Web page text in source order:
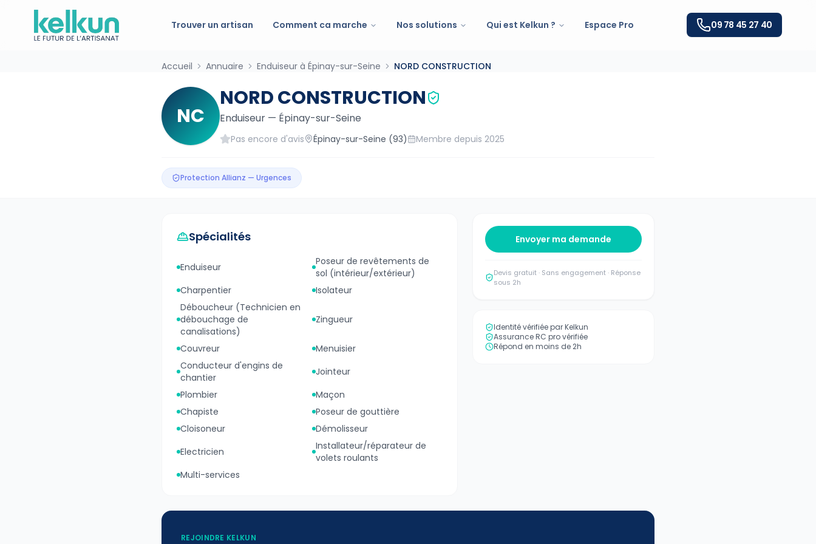
Trouver un artisan Comment ca marche Nos solutions Qui est Kelkun ? Espace Pro 09 78 45 27 40
Accueil Annuaire Enduiseur à Épinay-sur-Seine NORD CONSTRUCTION
NC
NORD CONSTRUCTION
Enduiseur — Épinay-sur-Seine
Pas encore d'avis Épinay-sur-Seine (93) Membre depuis 2025
Protection Allianz — Urgences
Spécialités
Enduiseur
Poseur de revêtements de
sol (intérieur/extérieur)
Charpentier
Isolateur
Déboucheur (Technicien en
débouchage de
canalisations)
Zingueur
Couvreur
Menuisier
Conducteur d'engins de
chantier
Jointeur
Plombier
Maçon
Chapiste
Poseur de gouttière
Cloisoneur
Démolisseur
Electricien
Installateur/réparateur de
volets roulants
Multi-services
Envoyer ma demande
Devis gratuit · Sans engagement · Réponse
sous 2h
Identité vérifiée par Kelkun
Assurance RC pro vérifiée
Répond en moins de 2h
REJOINDRE KELKUN